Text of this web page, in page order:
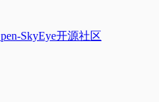
SkyEye开源社区